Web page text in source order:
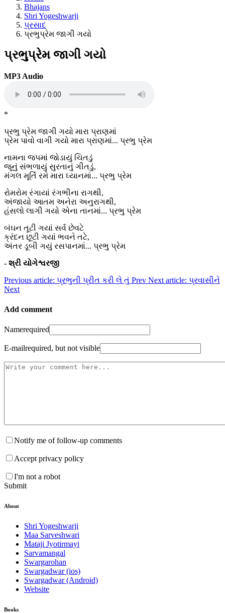
Bhajans
Shri Yogeshwarji
પ્રસાદ
પ્રભુપ્રેમ જાગી ગયો
પ્રભુપ્રેમ જાગી ગયો
MP3 Audio
*
પ્રભુ પ્રેમ જાગી ગયો મારા પ્રાણમાં
પ્રેમ પાવો વાગી ગયો મારા પ્રાણમાં... પ્રભુ પ્રેમ
નામના જપમાં જોડાયું ચિતડું
જૂનું સંભળાયું સુરતાનું ગીતડું,
મંગલ મૂર્તિ રમે મારા ઘ્યાનમાં... પ્રભુ પ્રેમ
રોમરોમ રંગાયાં રંગભીના રાગથી,
અંજાયો આતમ અનેરા અનુરાગથી,
હંસલો લાગી ગયો એના તાનમાં... પ્રભુ પ્રેમ
બંઘન તૂટી ગયાં સર્વ છેવટે
ક્રંદન છૂટી ગયાં ભવને તટે,
અંતર ડૂબી ગયું રસપાનમાં... પ્રભુ પ્રેમ
- શ્રી યોગેશ્વરજી
Previous article: પ્રભુની પ્રીત કરી લે તું Prev Next article: પ્રવાસીને
Next
Add comment
Namerequired
E-mailrequired, but not visible
Notify me of follow-up comments
Accept privacy policy
I'm not a robot
Submit
About
Shri Yogeshwarji
Maa Sarveshwari
Mataji Jyotirmayi
Sarvamangal
Swargarohan
Swargadwar (ios)
Swargadwar (Android)
Website
Books